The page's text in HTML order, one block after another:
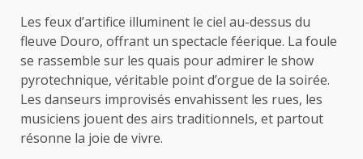
Les feux d’artifice illuminent le ciel au-dessus du
fleuve Douro, offrant un spectacle féerique. La foule
se rassemble sur les quais pour admirer le show
pyrotechnique, véritable point d’orgue de la soirée.
Les danseurs improvisés envahissent les rues, les
musiciens jouent des airs traditionnels, et partout
résonne la joie de vivre.